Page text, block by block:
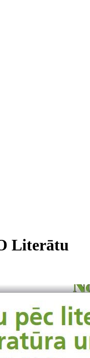
Literātu